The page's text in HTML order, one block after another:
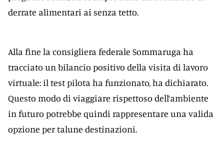
derrate alimentari ai senza tetto.
Alla fine la consigliera federale Sommaruga ha
tracciato un bilancio positivo della visita di lavoro
virtuale: il test pilota ha funzionato, ha dichiarato.
Questo modo di viaggiare rispettoso dell’ambiente
in futuro potrebbe quindi rappresentare una valida
opzione per talune destinazioni.